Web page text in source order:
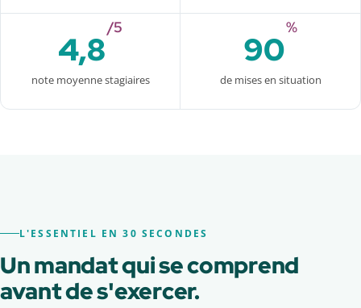
4,8
/5
note moyenne stagiaires
90
%
de mises en situation
L'ESSENTIEL EN 30 SECONDES
Un mandat qui se comprend
avant de s'exercer.